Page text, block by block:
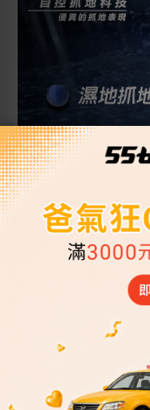
55688保修
安